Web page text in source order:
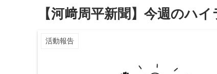
【河﨑周平新聞】今週のハ
活動報告